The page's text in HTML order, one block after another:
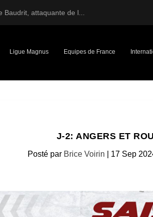
attaquante de l...
Ligue Magnus Equipes de France
J-2: ANGERS ET
Posté par Brice Voirin 17 Sep